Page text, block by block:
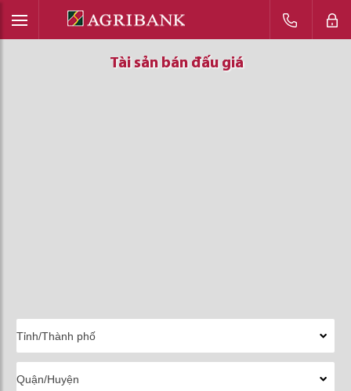
Tài sản bán đấu giá
Tài sản bán đấu giá
Tài sản bán đấu giá